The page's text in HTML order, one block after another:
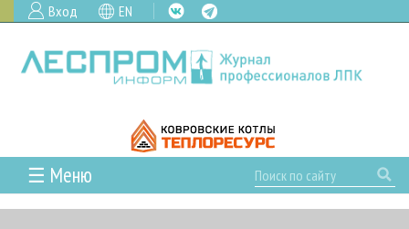
Вход EN
☰ Меню
ГЛАВНАЯ